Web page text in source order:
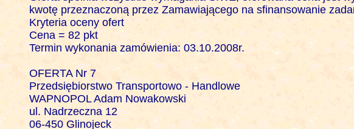
kwotę przeznaczoną przez Zamawiającego na sfinansowanie
Kryteria oceny ofert
Cena = 82 pkt
Termin wykonania zamówienia: 03.10.2008r.
OFERTA Nr 7
Przedsiębiorstwo Transportowo - Handlowe
WAPNOPOL Adam Nowakowski
ul. Nadrzeczna 12
06-450 Glinojeck